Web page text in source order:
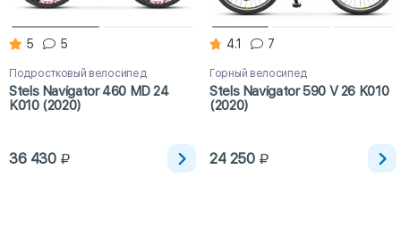
5 5
Подростковый велосипед
Stels Navigator 460 MD 24
K010 (2020)
36 430
4.1 7
Горный велосипед
Stels Navigator 590 V 26 K010
(2020)
24 250